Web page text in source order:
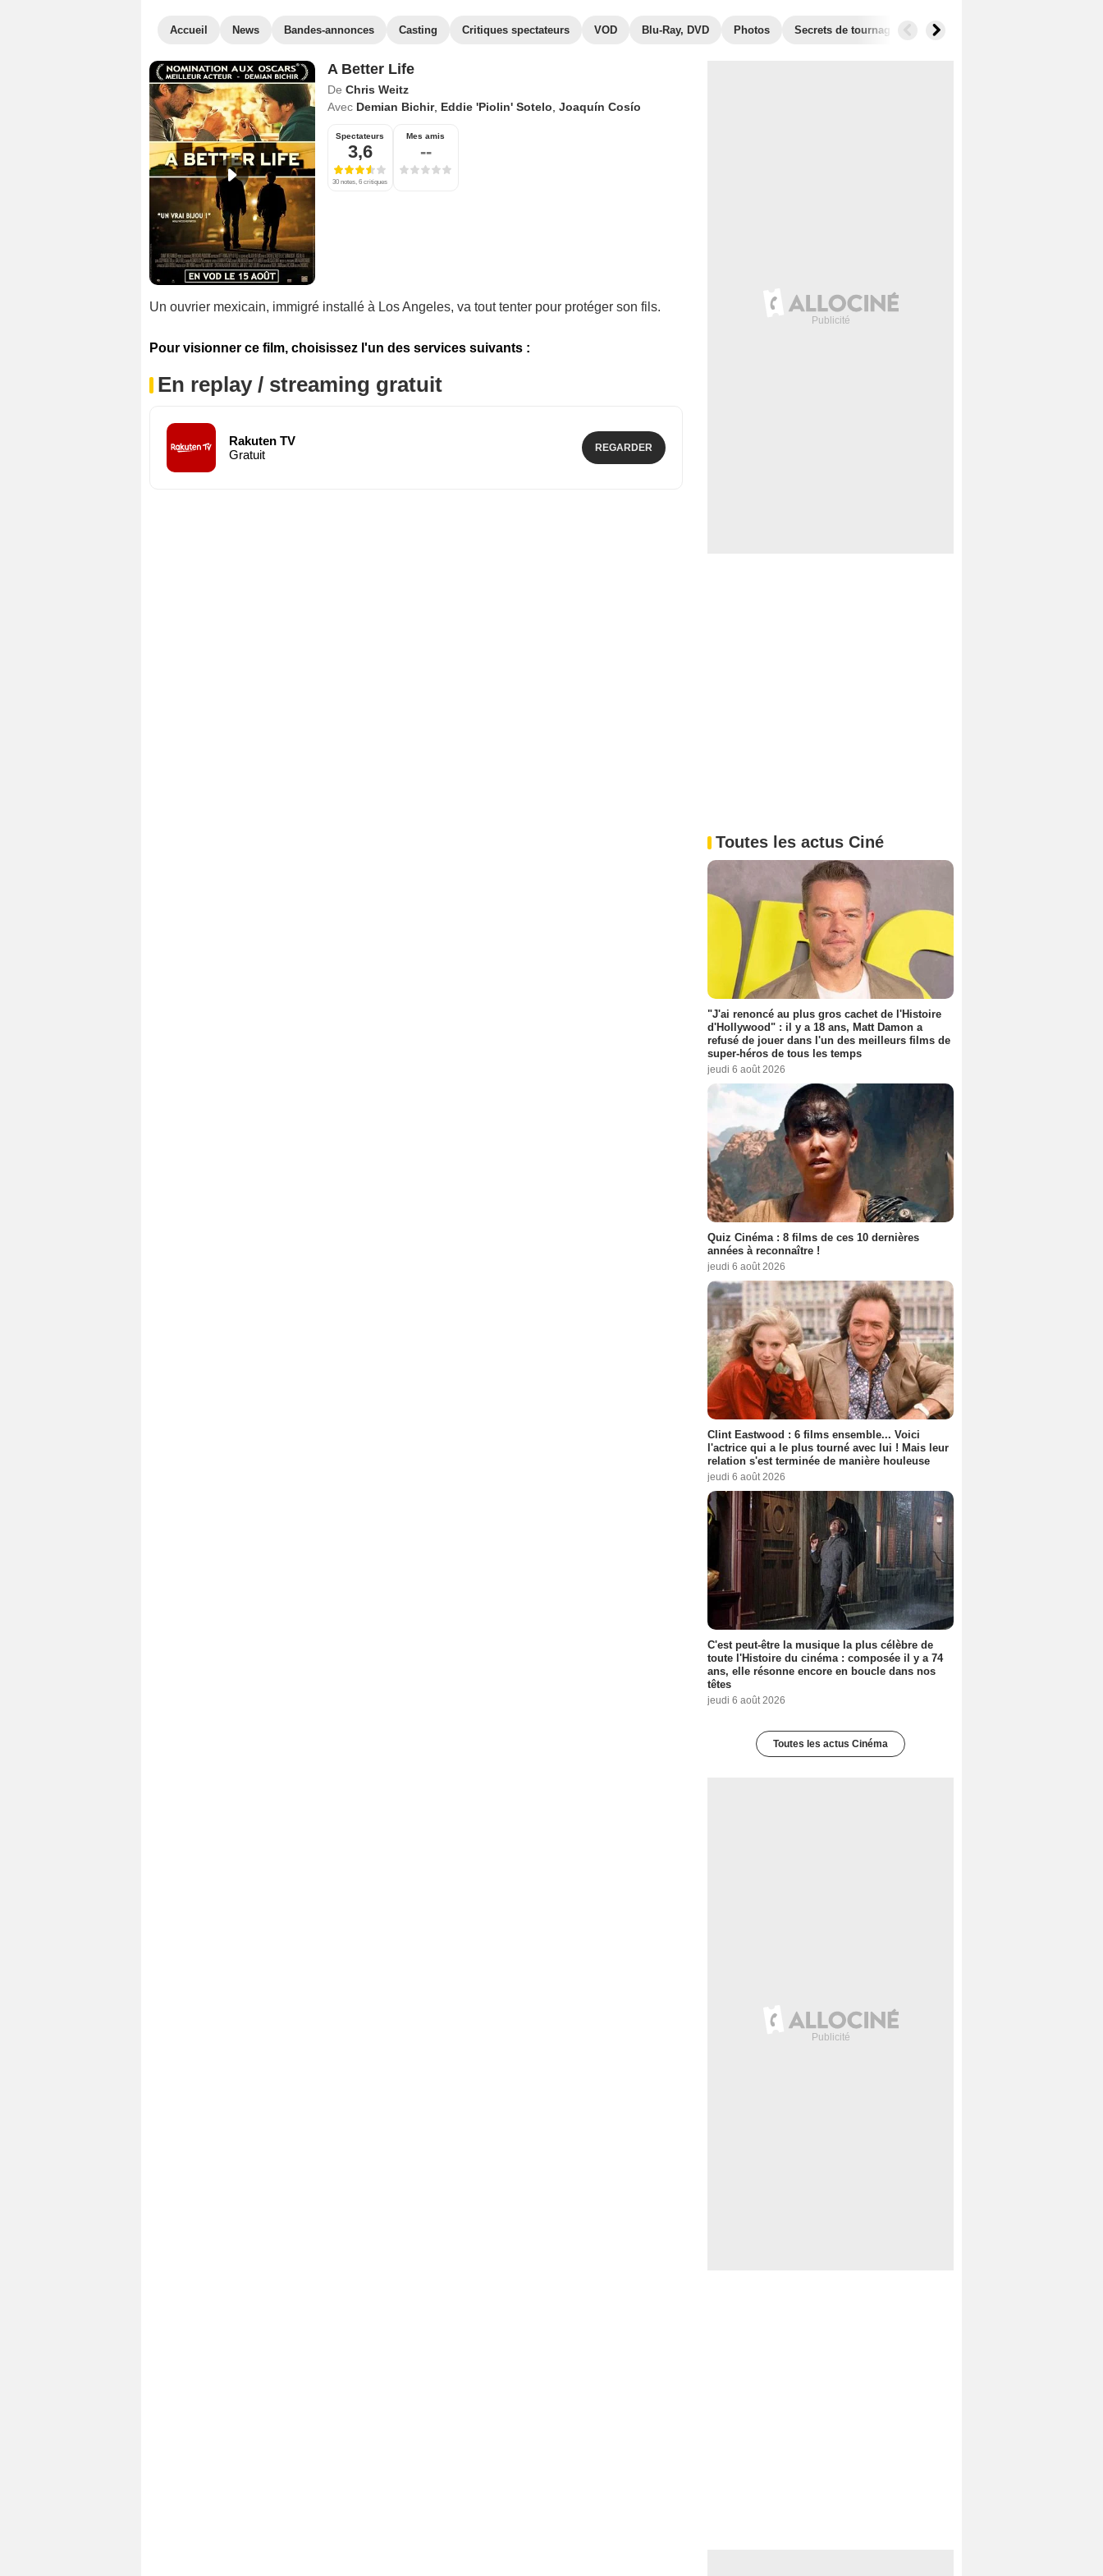
Accueil News Bandes-annonces Casting Critiques spectateurs VOD Blu-Ray, DVD Photos Secrets de tournage Box Office
A Better Life
De Chris Weitz
Avec Demian Bichir, Eddie 'Piolin' Sotelo Joaquín Cosío
Spectateurs
3,6
30 notes, 6 critiques
Mes amis
--
Un ouvrier mexicain, immigré installé à Los Angeles, va tout tenter pour protéger son fils.
Pour visionner ce film, choisissez l'un des services suivants :
En replay / streaming gratuit
Rakuten TV
Gratuit
REGARDER
Toutes les actus Ciné
"J'ai renoncé au plus gros cachet de l'Histoire
d'Hollywood" : il y a 18 ans, Matt Damon a
refusé de jouer dans l'un des meilleurs films de
super-héros de tous les temps
jeudi 6 août 2026
Quiz Cinéma : 8 films de ces 10 dernières
années à reconnaître !
jeudi 6 août 2026
Clint Eastwood : 6 films ensemble... Voici
l'actrice qui a le plus tourné avec lui ! Mais leur
relation s'est terminée de manière houleuse
jeudi 6 août 2026
C'est peut-être la musique la plus célèbre de
toute l'Histoire du cinéma : composée il y a 74
ans, elle résonne encore en boucle dans nos
têtes
jeudi 6 août 2026
Toutes les actus Cinéma